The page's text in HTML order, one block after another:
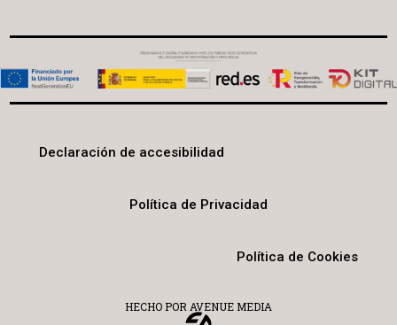
Declaración de accesibilidad
Política de Privacidad
Política de Cookies
HECHO POR AVENUE MEDIA